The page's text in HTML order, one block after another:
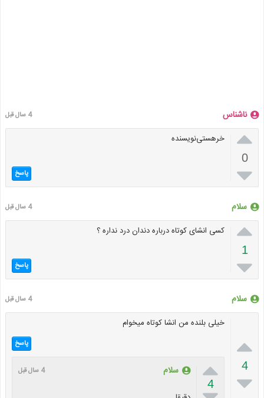
ناشناس 4 سال قبل

0

خر‌هستی‌نویسنده‌
پاسخ
سلام 4 سال قبل

1

کسی انشای کوتاه درباره دندان درد نداره ؟
پاسخ
سلام 4 سال قبل

4

خیلی بلنده من انشا کوتاه میخوام
پاسخ

4
سلام 4 سال قبل